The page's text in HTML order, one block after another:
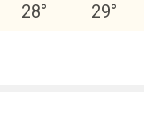
28° 29°